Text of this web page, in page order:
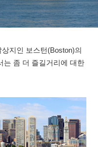
지인 보스턴(Boston)의
는 좀 더 즐길거리에 대한